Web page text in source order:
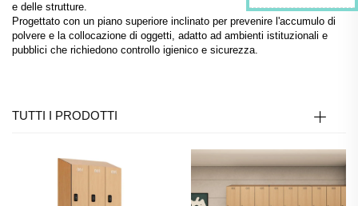
e delle strutture.
Progettato con un piano superiore inclinato per prevenire l'accumulo di
polvere e la collocazione di oggetti, adatto ad ambienti istituzionali e
pubblici che richiedono controllo igienico e sicurezza.
TUTTI I PRODOTTI